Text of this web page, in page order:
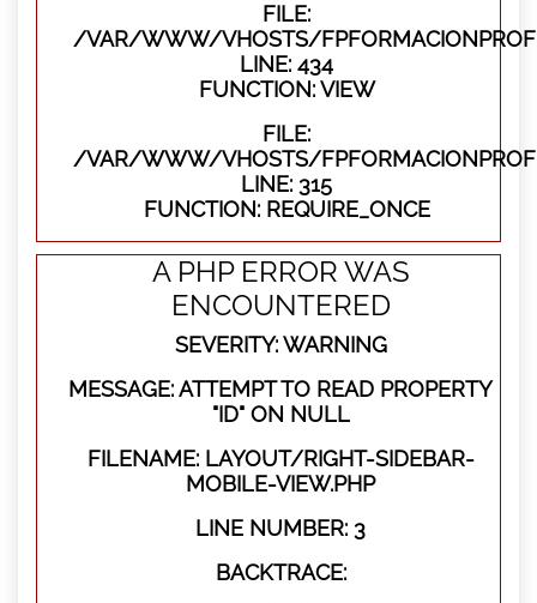
FILE:
/VAR/WWW/VHOSTS/
LINE: 434
FUNCTION: VIEW
FILE:
/VAR/WWW/VHOSTS/
LINE: 315
FUNCTION: REQUIRE_ONCE
A PHP ERROR WAS
ENCOUNTERED
SEVERITY: WARNING
MESSAGE: ATTEMPT TO READ PROPERTY
"ID" ON NULL
FILENAME: LAYOUT/RIGHT-SIDEBAR-
MOBILE-VIEW.PHP
LINE NUMBER: 3
BACKTRACE: